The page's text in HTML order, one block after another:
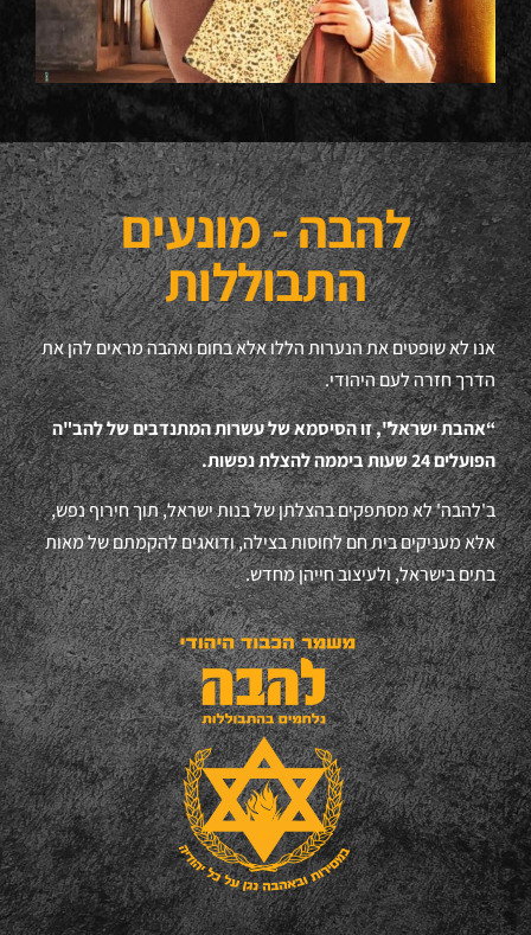
להבה - מונעים
התבוללות
אנו לא שופטים את הנערות הללו אלא בחום ואהבה מראים להן את
הדרך חזרה לעם היהודי.
“אהבת ישראל", זו הסיסמא של עשרות המתנדבים של להב"ה
הפועלים 24 שעות ביממה להצלת נפשות.
ב'להבה' לא מסתפקים בהצלתן של בנות ישראל, תוך חירוף נפש,
אלא מעניקים בית חם לחוסות בצילה, ודואגים להקמתם של מאות
בתים בישראל, ולעיצוב חייהן מחדש.